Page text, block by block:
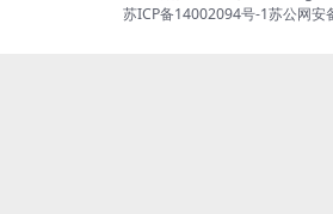
苏ICP备14002094号-1苏公网安